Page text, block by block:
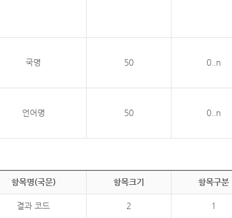
국명 50 0..n
언어명 50 0..n
항목명(국문) 항목크기 항목구분
결과 코드 2 1